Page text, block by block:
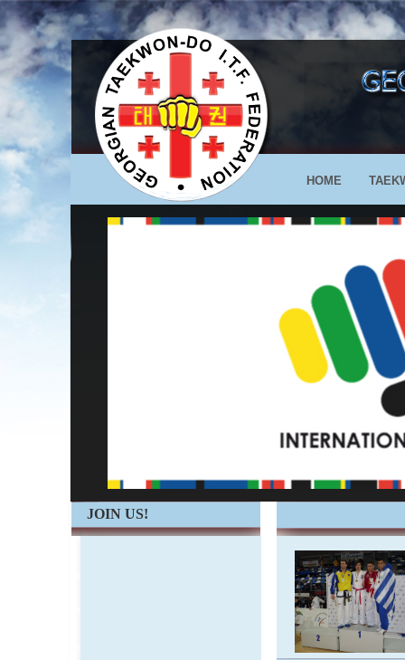
HOME
JOIN US!